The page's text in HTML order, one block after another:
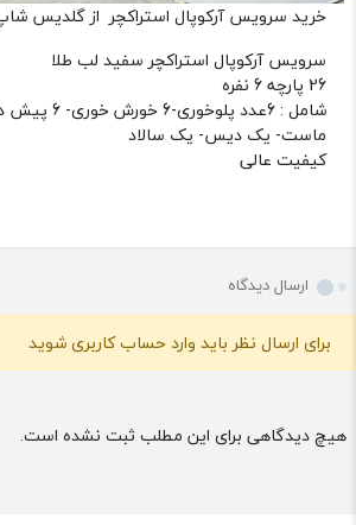
خرید سرویس آرکوپال استراکچر از گلدیس
سرویس آرکوپال استراکچر سفید لب طلا
26 پارچه 6 نفره
ماست- یک دیس- یک سالاد
کیفیت عالی
ارسال دیدگاه
برای ارسال نظر باید وارد حساب کاربری شوید
هیچ دیدگاهی برای این مطلب ثبت نشده است.